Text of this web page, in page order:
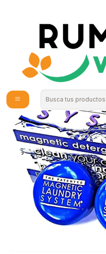
Envío gratis por compras sobre